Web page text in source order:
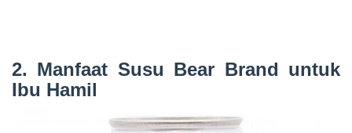
2. Manfaat Susu Bear Brand untuk
Ibu Hamil